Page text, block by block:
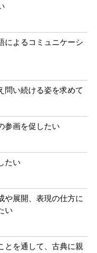
によるコミュニケーシ
問い続ける姿を求めて
参画を促したい
たい
や展開、表現の仕方に
い
とを通して、古典に親